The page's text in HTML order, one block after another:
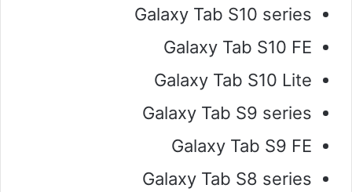
Galaxy Tab S10 series
Galaxy Tab S10 FE
Galaxy Tab S10 Lite
Galaxy Tab S9 series
Galaxy Tab S9 FE
Galaxy Tab S8 series